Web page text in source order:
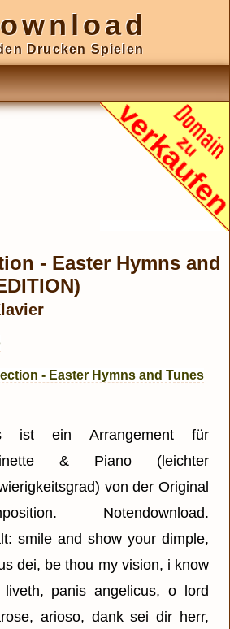
Drucken Spielen
- Easter Hymns and
- Easter Hymns and Tunes
ist ein Arrangement für
& Piano (leichter
von der Original
Notendownload.
smile and show your dimple,
dei, be thou my vision, i know
panis angelicus, o lord
arioso, dank sei dir herr,